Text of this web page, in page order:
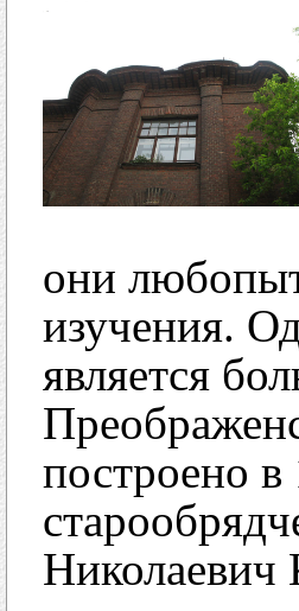
они
изучения.
является
построено
Николаевич